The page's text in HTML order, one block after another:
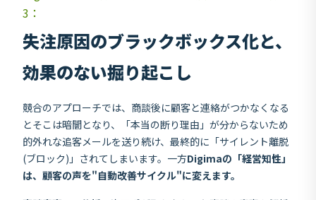
3：
失注原因のブラックボックス化と、
効果のない掘り起こし
競合のアプローチでは、商談後に顧客と連絡がつかなくなる
とそこは暗闇となり、「本当の断り理由」が分からないため
的外れな追客メールを送り続け、最終的に「サイレント離脱
(ブロック)」されてしまいます。一方Digimaの「経営知性」
は、顧客の声を"自動改善サイクル"に変えます。